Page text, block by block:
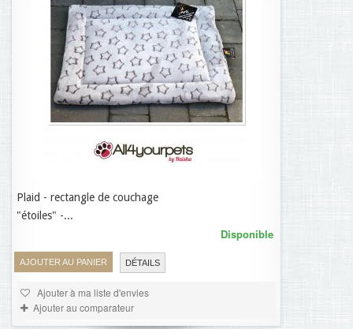
Plaid - rectangle de couchage
"étoiles" -...
AJOUTER AU PANIER DÉTAILS
Disponible
Ajouter à ma liste d'envies
Ajouter au comparateur